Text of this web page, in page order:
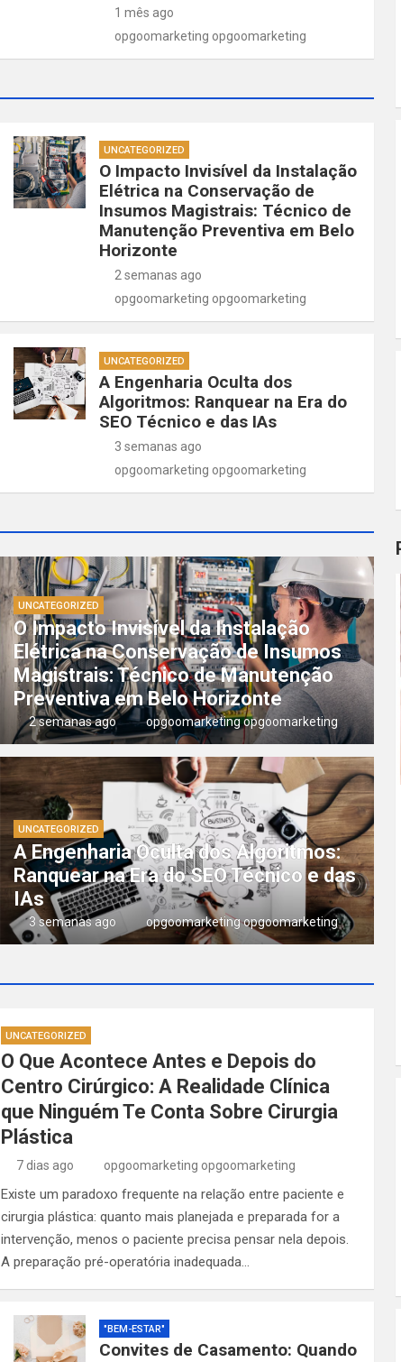
1 mês ago
opgoomarketing opgoomarketing
UNCATEGORIZED
O Impacto Invisível da Instalação
Elétrica na Conservação de
Insumos Magistrais: Técnico de
Manutenção Preventiva em Belo
Horizonte
2 semanas ago
opgoomarketing opgoomarketing
UNCATEGORIZED
A Engenharia Oculta dos
Algoritmos: Ranquear na Era do
SEO Técnico e das IAs
3 semanas ago
opgoomarketing opgoomarketing
UNCATEGORIZED
O Impacto Invisível da Instalação
Elétrica na Conservação de Insumos
Magistrais: Técnico de Manutenção
Preventiva em Belo Horizonte
2 semanas ago opgoomarketing opgoomarketing
UNCATEGORIZED
A Engenharia Oculta dos Algoritmos:
Ranquear na Era do SEO Técnico e das
IAs
3 semanas ago opgoomarketing opgoomarketing
UNCATEGORIZED
O Que Acontece Antes e Depois do
Centro Cirúrgico: A Realidade Clínica
que Ninguém Te Conta Sobre Cirurgia
Plástica
7 dias ago opgoomarketing opgoomarketing
Existe um paradoxo frequente na relação entre paciente e
cirurgia plástica: quanto mais planejada e preparada for a
intervenção, menos o paciente precisa pensar nela depois.
A preparação pré-operatória inadequada…
"BEM-ESTAR"
Convites de Casamento: Quando